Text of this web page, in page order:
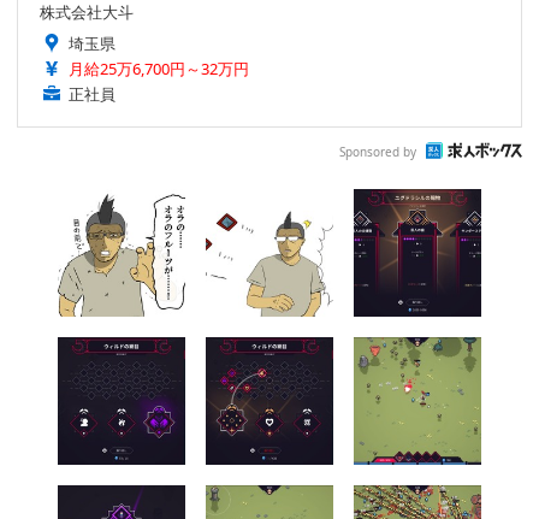
株式会社大斗
埼玉県
月給25万6,700円～32万円
正社員
Sponsored by